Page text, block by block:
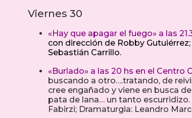
Viernes 30
«Hay que apagar el fuego» a las
con dirección de Robby
Sebastián Carrillo.
«Burlado» a las 20 hs en el Centro
buscando a otro….tratando, de
cree engañado y viene en busca
pata de lana… un tanto
Fabirzi; Dramaturgia: Leandro